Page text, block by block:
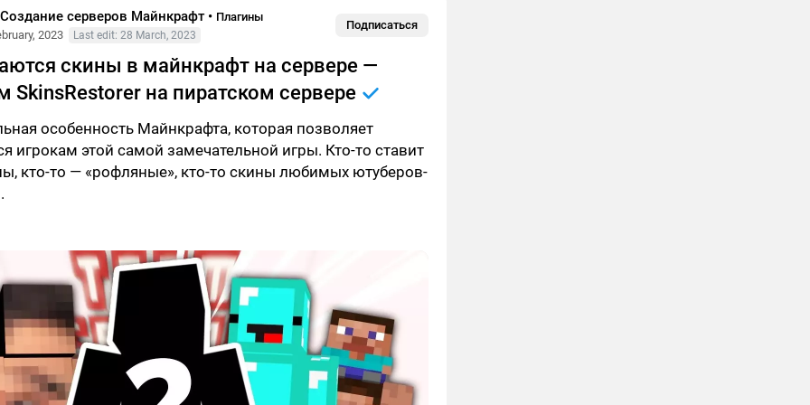
серверов Майнкрафт• Плагины
2023
Last edit: 28 March, 2023
Подписаться
скины в майнкрафт на сервере —
SkinsRestorer на пиратском сервере
особенность Майнкрафта, которая позволяет
игрокам этой самой замечательной игры. Кто-то ставит
кто-то — «рофляные», кто-то скины любимых ютуберов-